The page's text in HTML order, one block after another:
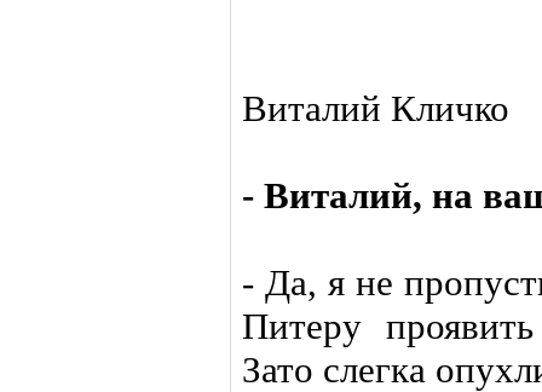
Виталий Кличко
- Виталий, на
- Да, я не
Питеру
Зато слегка